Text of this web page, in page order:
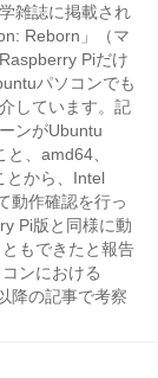
雑誌に掲載され
Reborn」（マ
Piだけ
パソコンでも
しています。記
ンがUbuntu
、amd64、
とから、Intel
動作確認を行っ
Pi版と同様に動
もできたと報告
ンにおける
降の記事で考察